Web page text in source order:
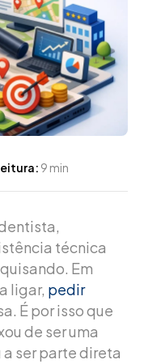
9 min
técnica
Em
ligar, pedir
É por isso que
de ser uma
ser parte direta